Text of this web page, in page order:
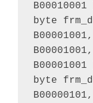
byte
byte